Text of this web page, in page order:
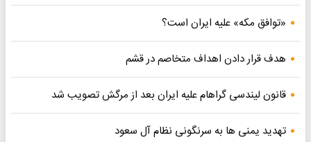
«توافق مکه» علیه ایران است؟
هدف قرار دادن اهداف متخاصم در قشم
قانون لیندسی گراهام علیه ایران بعد از مرگش تصویب شد
تهدید یمنی ها به سرنگونی نظام آل سعود